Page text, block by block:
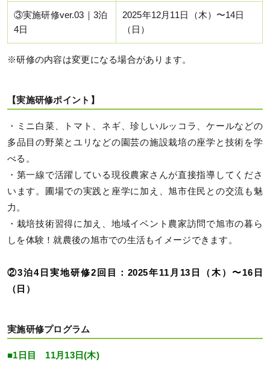
③実施研修ver.03｜3泊
4日
2025年12月11日（木）〜14日
（日）
※研修の内容は変更になる場合があります。
【実施研修ポイント】
・ミニ白菜、トマト、ネギ、珍しいルッコラ、ケールなどの
多品目の野菜とユリなどの園芸の施設栽培の座学と技術を学
べる。
・第一線で活躍している現役農家さんが直接指導してくださ
います。圃場での実践と座学に加え、旭市住民との交流も魅
力。
・栽培技術習得に加え、地域イベント農家訪問で旭市の暮ら
しを体験！就農後の旭市での生活もイメージできます。
②3泊4日実地研修2回目：2025年11月13日（木）〜16日
（日）
実施研修プログラム
■1日目 11月13日(木)